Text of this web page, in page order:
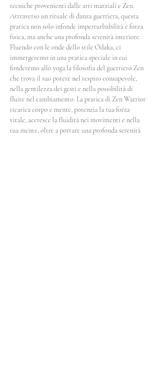
tecniche provenienti dalle arti marziali e Zen.
Attraverso un rituale di danza guerriera, questa
pratica non solo infonde imperturbabilità e forza
fisica, ma anche una profonda serenità interiore.
Fluendo con le onde dello stile Odaka, ci
immergeremo in una pratica speciale in cui
fonderemo allo yoga la filosofia del guerriero Zen
che trova il suo potere nel respiro consapevole,
nella gentilezza dei gesti e nella possibilità di
fluire nel cambiamento. La pratica di Zen Warrior
ricarica corpo e mente, potenzia la tua forza
vitale, accresce la fluidità nei movimenti e nella
tua mente, oltre a portare una profonda serenità